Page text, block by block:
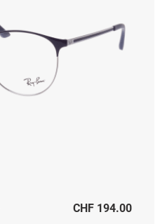
CHF 194.00